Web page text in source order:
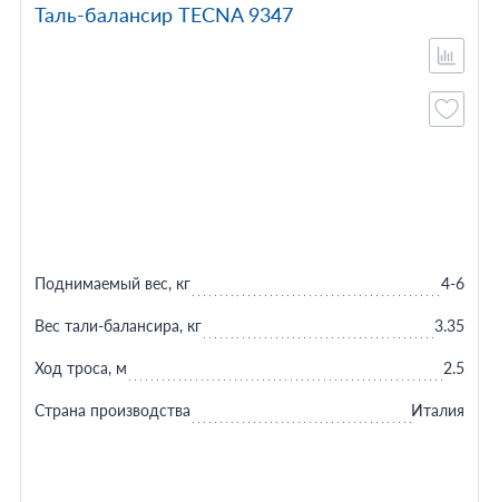
Таль-балансир TECNA 9347
Поднимаемый вес, кг 4-6
Вес тали-балансира, кг 3.35
Ход троса, м 2.5
Страна производства Италия